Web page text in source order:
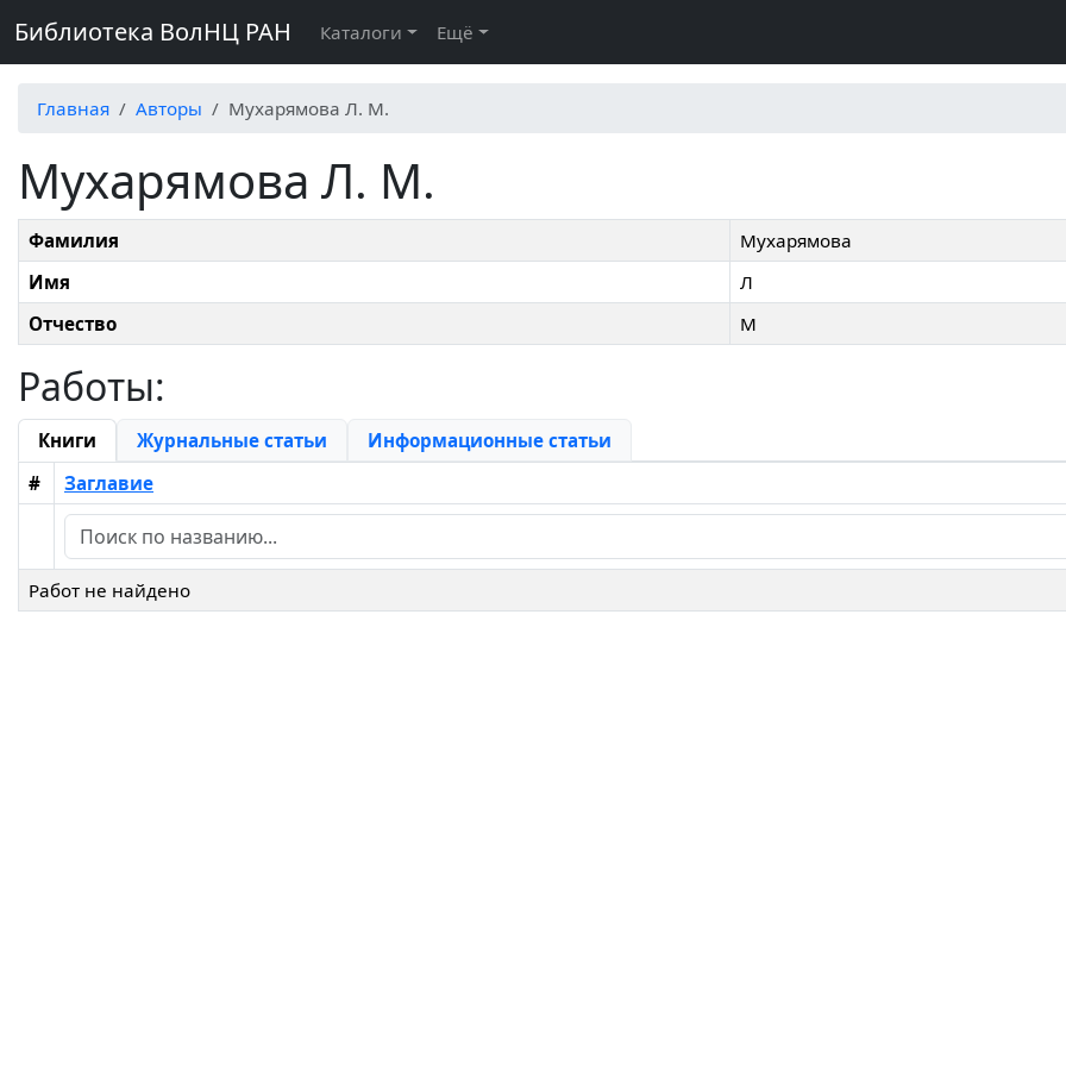
Библиотека ВолНЦ РАН Каталоги Ещё
Главная Авторы Мухарямова Л. М.
Мухарямова Л. М.
Фамилия
Мухарямова
Имя
Л
Отчество
М
Работы:
Книги Журнальные статьи
Информационные статьи
#
Заглавие
Работ не найдено